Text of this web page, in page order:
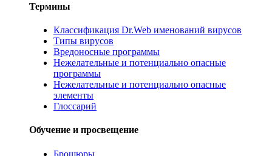
Термины
Классификация Dr.Web именований вирусов
Типы вирусов
Вредоносные программы
Нежелательные и потенциально опасные
программы
Нежелательные и потенциально опасные
элементы
Глоссарий
Обучение и просвещение
Брошюры